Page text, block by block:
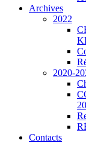
Archives
2022
2020-
Contacts